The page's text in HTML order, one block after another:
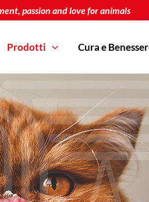
passion and love for animals
Prodotti Cura e